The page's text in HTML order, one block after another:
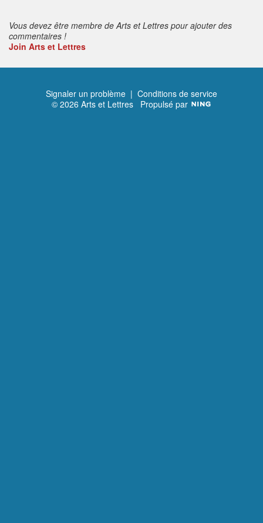
Vous devez être membre de Arts et Lettres pour ajouter des
commentaires !
Join Arts et Lettres
Signaler un problème | Conditions de service
© 2026 Arts et Lettres Propulsé par